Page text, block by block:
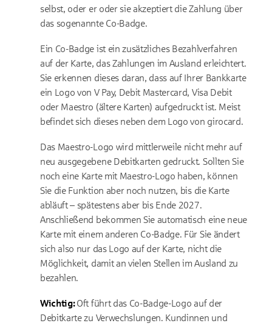
selbst, oder er oder sie akzeptiert die Zahlung über
das sogenannte Co-Badge.
Ein Co-Badge ist ein zusätzliches Bezahlverfahren
auf der Karte, das Zahlungen im Ausland erleichtert.
Sie erkennen dieses daran, dass auf Ihrer Bankkarte
ein Logo von V Pay, Debit Mastercard, Visa Debit
oder Maestro (ältere Karten) aufgedruckt ist. Meist
befindet sich dieses neben dem Logo von girocard.
Das Maestro-Logo wird mittlerweile nicht mehr auf
neu ausgegebene Debitkarten gedruckt. Sollten Sie
noch eine Karte mit Maestro-Logo haben, können
Sie die Funktion aber noch nutzen, bis die Karte
abläuft – spätestens aber bis Ende 2027.
Anschließend bekommen Sie automatisch eine neue
Karte mit einem anderen Co-Badge. Für Sie ändert
sich also nur das Logo auf der Karte, nicht die
Möglichkeit, damit an vielen Stellen im Ausland zu
bezahlen.
Wichtig:Oft führt das Co-Badge-Logo auf der
Debitkarte zu Verwechslungen. Kundinnen und